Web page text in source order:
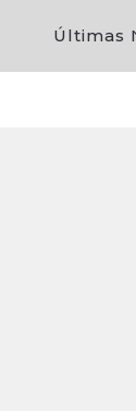
Últimas